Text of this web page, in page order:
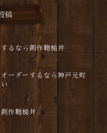
稿
るなら創作鞄槌井
ーダーするなら神戸元町
作鞄槌井